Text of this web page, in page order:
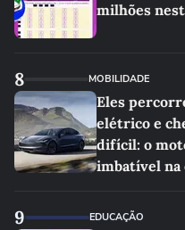
milhões
8 MOBILIDADE
Eles
elétrico e
difícil: o
imbatível na
9 EDUCAÇÃO